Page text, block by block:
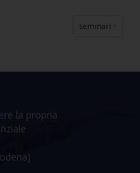
seminari
la propria